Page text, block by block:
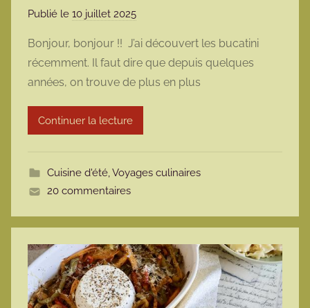
Publié le 10 juillet 2025
r
m
a
r
t
Bonjour, bonjour !! J’ai découvert les bucatini
récemment. Il faut dire que depuis quelques
années, on trouve de plus en plus
Continuer la lecture
Cuisine d'été,Voyages culinaires
20 commentaires